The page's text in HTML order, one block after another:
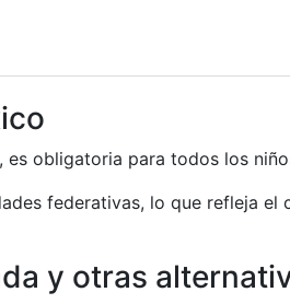
obligatoria para todos los
federativas, lo que refleja
y otras